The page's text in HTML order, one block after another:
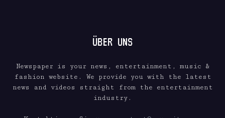
ÜBER UNS
Newspaper is your news, entertainment, music &
fashion website. We provide you with the latest
news and videos straight from the entertainment
industry.